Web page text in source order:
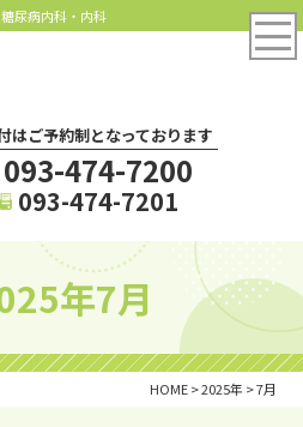
尿病内科・内科
はご予約制となっております
093-474-7200
093-474-7201
年7月
HOME>2025年 >7月